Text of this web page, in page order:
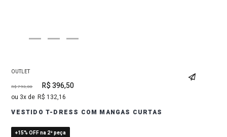
OUTLET
R$ 793,00 R$ 396,50
3 R$ 132,16
VESTIDO T-DRESS COM MANGAS CURTAS
+15% OFF na 2ª peça